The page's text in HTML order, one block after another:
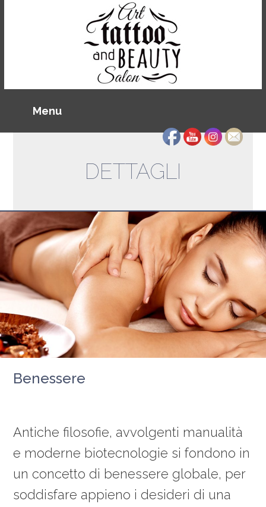
DETTAGLI
Benessere
Antiche filosofie, avvolgenti manualità
e moderne biotecnologie si fondono in
un concetto di benessere globale, per
soddisfare appieno i desideri di una